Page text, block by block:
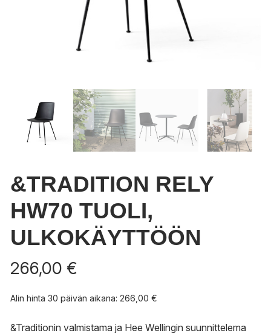
&TRADITION RELY
HW70 TUOLI,
ULKOKÄYTTÖÖN
266,00 €
Alin hinta 30 päivän aikana: 266,00 €
&Traditionin valmistama ja Hee Wellingin suunnittelema